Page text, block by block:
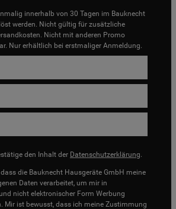
innerhalb von 30 Tagen im Bauknecht
werden. Nicht gültig für zusätzliche
Nicht mit anderen Promo
Nur erhältlich bei erstmaliger Anmeldung.
den Inhalt der Datenschutzerklärung.
die Bauknecht Hausgeräte GmbH meine
Daten verarbeitet, um mir in
nicht elektronischer Form Werbung
Mir ist bewusst, dass ich meine Zustimmung